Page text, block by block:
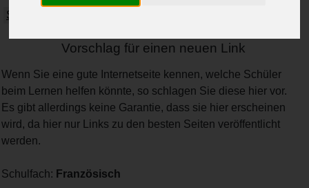
Spanisch
Vorschlag für einen neuen Link
Wenn Sie eine gute Internetseite kennen, welche Schüler
beim Lernen helfen könnte, so schlagen Sie diese hier vor.
Es gibt allerdings keine Garantie, dass sie hier erscheinen
wird, da hier nur Links zu den besten Seiten veröffentlicht
werden.
Schulfach: Französisch